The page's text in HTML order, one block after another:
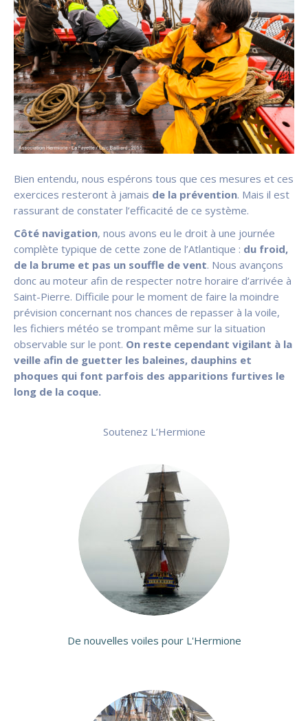
Bien entendu, nous espérons tous que ces mesures et ces
exercices resteront à jamais de la prévention. Mais il est
rassurant de constater l’efficacité de ce système.
Côté navigation, nous avons eu le droit à une journée
complète typique de cette zone de l’Atlantique : du froid,
de la brume et pas un souffle de vent. Nous avançons
donc au moteur afin de respecter notre horaire d’arrivée à
Saint-Pierre. Difficile pour le moment de faire la moindre
prévision concernant nos chances de repasser à la voile,
les fichiers météo se trompant même sur la situation
observable sur le pont. On reste cependant vigilant à la
veille afin de guetter les baleines, dauphins et
phoques qui font parfois des apparitions furtives le
long de la coque.
Soutenez L’Hermione
De nouvelles voiles pour L'Hermione